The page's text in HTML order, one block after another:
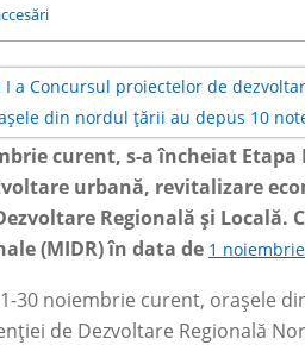
curent, s-a încheiat
urbană, revitalizare
Regională și
(MIDR) în data de 1
30 noiembrie curent, orașele
de Dezvoltare Regională